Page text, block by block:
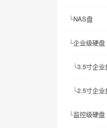
└NAS盘
└企业级硬盘
└3.5寸企业
└2.5寸企业
└监控级硬盘